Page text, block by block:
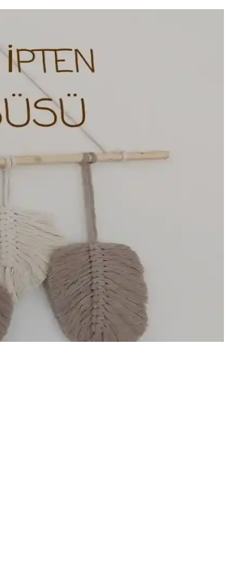
özgünlük kazandırın.
alternatifleri sunar.
oluşturabilirsiniz.
katmanın en güzel yolu.
ve uygun maliyetli çözümler sunar.
benimseyenler için ideal bir seçenektir.
Her iki modelin avantajları ve kullanıcı yorumları detaylıca
sıcaklık katın.